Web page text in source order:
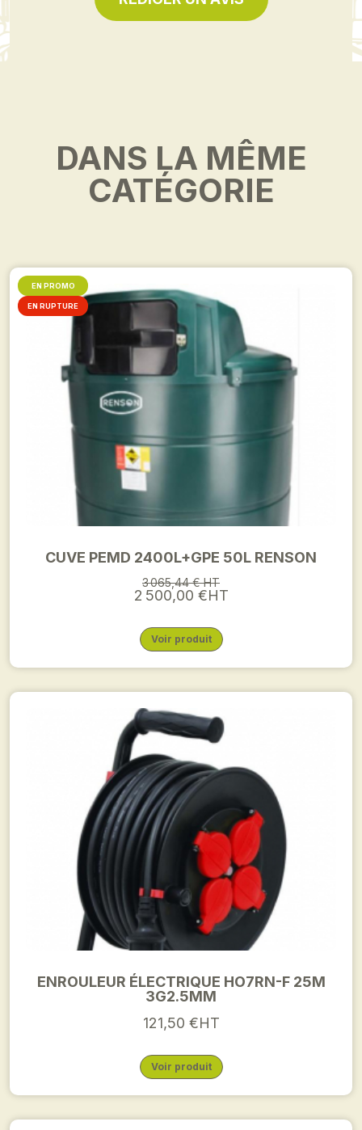
DANS LA MÊME
CATÉGORIE
CUVE PEMD 2400L+GPE 50L RENSON
3 065,44 € HT
2 500,00 €HT
Voir produit
EN PROMO
EN RUPTURE
ENROULEUR ÉLECTRIQUE HO7RN-F 25M
3G2.5MM
121,50 €HT
Voir produit